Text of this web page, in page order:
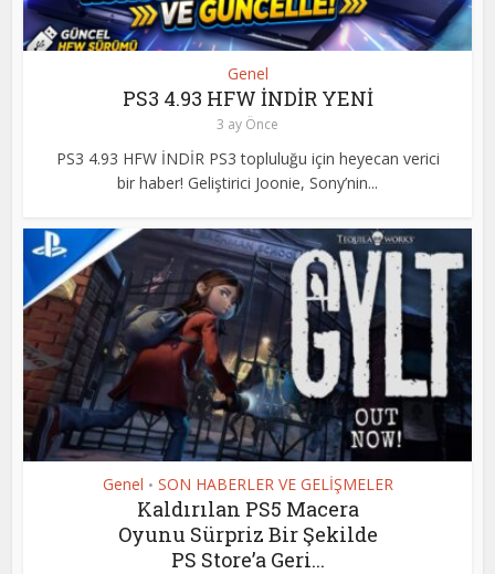
Genel
PS3 4.93 HFW İNDİR YENİ
3 ay Önce
PS3 4.93 HFW İNDİR PS3 topluluğu için heyecan verici
bir haber! Geliştirici Joonie, Sony’nin...
Genel • SON HABERLER VE GELİŞMELER
Kaldırılan PS5 Macera
Oyunu Sürpriz Bir Şekilde
PS Store’a Geri...